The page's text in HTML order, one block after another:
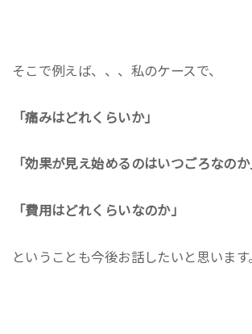
そこで例えば、、、私のケースで、
「痛みはどれくらいか」
「効果が見え始めるのはいつごろなのか
「費用はどれくらいなのか」
ということも今後お話したいと思います